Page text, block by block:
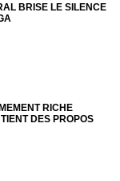
BRISE LE SILENCE
RICHE
DES PROPOS